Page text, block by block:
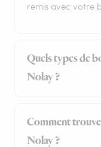
remis avec votre
Quels types de
Nolay ?
Comment
Nolay ?